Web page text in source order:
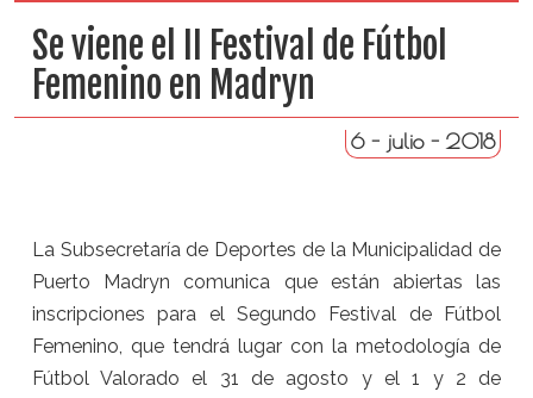
Se viene el II Festival de Fútbol
Femenino en Madryn
6 - julio - 2018
La Subsecretaría de Deportes de la Municipalidad de
Puerto Madryn comunica que están abiertas las
inscripciones para el Segundo Festival de Fútbol
Femenino, que tendrá lugar con la metodología de
Fútbol Valorado el 31 de agosto y el 1 y 2 de